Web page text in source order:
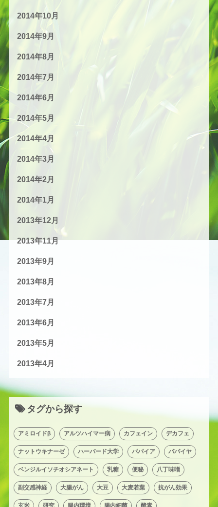
2014年10月
2014年9月
2014年8月
2014年7月
2014年6月
2014年5月
2014年4月
2014年3月
2014年2月
2014年1月
2013年12月
2013年11月
2013年9月
2013年8月
2013年7月
2013年6月
2013年5月
2013年4月
タグから探す
アミロイドβ アルツハイマー病 カフェイン デカフェ
ナットウキナーゼ ハーバード大学 パパイア パパイヤ
ベンジルイソチオシアネート 乳糖 便秘 八丁味噌
副交感神経 大腸がん 大豆 大麦若葉 抗がん効果
玄米 研究 腸内環境 腸内細菌 酵素